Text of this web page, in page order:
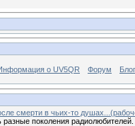
о UV5QR Форум Блог
смерти в чьих-то
поколения радиолюбителей.